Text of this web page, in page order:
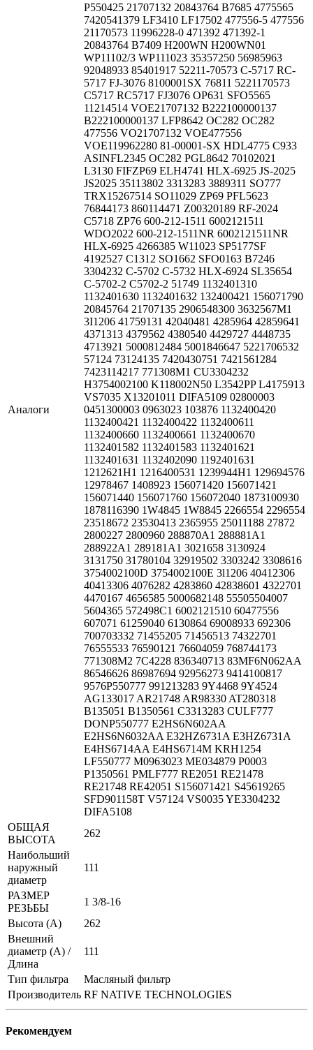
Аналоги
P550425 21707132 20843764 B7685 4775565
7420541379 LF3410 LF17502 477556-5 477556
21170573 11996228-0 471392 471392-1
20843764 B7409 H200WN H200WN01
WP11102/3 WP111023 35357250 56985963
92048933 85401917 52211-70573 C-5717 RC-
5717 FJ-3076 8100001SX 76811 5221170573
C5717 RC5717 FJ3076 OP631 SFO5565
11214514 VOE21707132 B222100000137
В222100000137 LFP8642 ОС282 OC282
477556 VO21707132 VOE477556
VOE119962280 81-00001-SX HDL4775 C933
ASINFL2345 OC282 PGL8642 70102021
L3130 FIFZP69 ELH4741 HLX-6925 JS-2025
JS2025 35113802 3313283 3889311 SO777
TRX15267514 SO11029 ZP69 PFL5623
76844173 860114471 Z00320189 RF-2024
С5718 ZP76 600-212-1511 6002121511
WDO2022 600-212-1511NR 6002121511NR
HLX-6925 4266385 W11023 SP5177SF
4192527 C1312 SO1662 SFO0163 B7246
3304232 C-5702 C-5732 HLX-6924 SL35654
С-5702-2 С5702-2 51749 1132401310
1132401630 1132401632 132400421 156071790
20845764 21707135 2906548300 3632567M1
3I1206 41759131 42040481 4285964 42859641
4371313 4379562 4380540 4429727 4448735
4713921 5000812484 5001846647 5221706532
57124 73124135 7420430751 7421561284
7423114217 771308M1 CU3304232
H3754002100 K118002N50 L3542PP L4175913
VS7035 X13201011 DIFA5109 02800003
0451300003 0963023 103876 1132400420
1132400421 1132400422 1132400611
1132400660 1132400661 1132400670
1132401582 1132401583 1132401621
1132401631 1132402090 1192401631
1212621H1 1216400531 1239944H1 129694576
12978467 1408923 156071420 156071421
156071440 156071760 156072040 1873100930
1878116390 1W4845 1W8845 2266554 2296554
23518672 23530413 2365955 25011188 27872
2800227 2800960 288870A1 288881A1
288922A1 289181A1 3021658 3130924
3131750 31780104 32919502 3303242 3308616
3754002100D 3754002100E 3l1206 40412306
40413306 4076282 4283860 42838601 4322701
4470167 4656585 5000682148 55505504007
5604365 572498C1 6002121510 60477556
607071 61259040 6130864 69008933 692306
700703332 71455205 71456513 74322701
76555533 76590121 76604059 768744173
771308M2 7C4228 836340713 83MF6N062AA
86546626 86987694 92956273 9414100817
9576P550777 991213283 9Y4468 9Y4524
AG133017 AR21748 AR98330 AT280318
B135051 B1350561 C3313283 CULF777
DONP550777 E2HS6N602AA
E2HS6N6032AA E32HZ6731A E3HZ6731A
E4HS6714AA E4HS6714M KRH1254
LF550777 M0963023 ME034879 P0003
P1350561 PMLF777 RE2051 RE21478
RE21748 RE42051 S156071421 S45619265
SFD901158T V57124 VS0035 YE3304232
DIFA5108
ОБЩАЯ
ВЫСОТА
262
Наибольший
наружный
диаметр
111
РАЗМЕР
РЕЗЬБЫ
1 3/8-16
Высота (А)
262
Внешний
диаметр (А) /
Длина
111
Тип фильтра
Масляный фильтр
Производитель RF NATIVE TECHNOLOGIES
Рекомендуем